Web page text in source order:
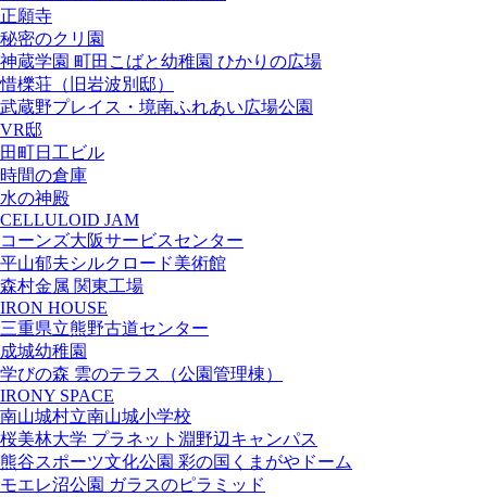
正願寺
秘密のクリ園
神蔵学園 町田こばと幼稚園 ひかりの広場
惜櫟荘（旧岩波別邸）
武蔵野プレイス・境南ふれあい広場公園
VR邸
田町日工ビル
時間の倉庫
水の神殿
CELLULOID JAM
コーンズ大阪サービスセンター
平山郁夫シルクロード美術館
森村金属 関東工場
IRON HOUSE
三重県立熊野古道センター
成城幼稚園
学びの森 雲のテラス（公園管理棟）
IRONY SPACE
南山城村立南山城小学校
桜美林大学 プラネット淵野辺キャンパス
熊谷スポーツ文化公園 彩の国くまがやドーム
モエレ沼公園 ガラスのピラミッド